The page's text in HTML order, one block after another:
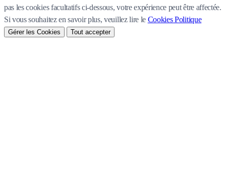
pas les cookies facultatifs ci-dessous, votre expérience peut être affectée.
Si vous souhaitez en savoir plus, veuillez lire le Cookies Politique
Gérer les Cookies Tout accepter